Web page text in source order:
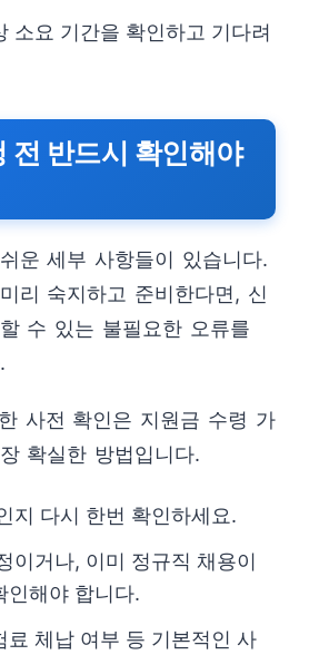
소요 기간을 확인하고 기다려
전 반드시 확인해야
운 세부 사항들이 있습니다.
리 숙지하고 준비한다면, 신
수 있는 불필요한 오류를
사전 확인은 지원금 수령 가
확실한 방법입니다.
지 다시 한번 확인하세요.
이거나, 이미 정규직 채용이
인해야 합니다.
료 체납 여부 등 기본적인 사